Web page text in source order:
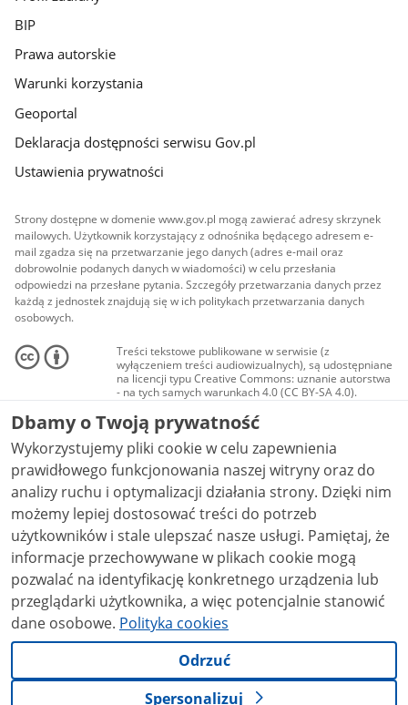
BIP
Prawa autorskie
Warunki korzystania
Geoportal
Deklaracja dostępności serwisu Gov.pl
Ustawienia prywatności
Strony dostępne w domenie www.gov.pl mogą zawierać adresy skrzynek
mailowych. Użytkownik korzystający z odnośnika będącego adresem e-
mail zgadza się na przetwarzanie jego danych (adres e-mail oraz
dobrowolnie podanych danych w wiadomości) w celu przesłania
odpowiedzi na przesłane pytania. Szczegóły przetwarzania danych przez
każdą z jednostek znajdują się w ich politykach przetwarzania danych
osobowych.
Treści tekstowe publikowane w serwisie (z
wyłączeniem treści audiowizualnych), są udostępniane
na licencji typu Creative Commons: uznanie autorstwa
- na tych samych warunkach 4.0 (CC BY-SA 4.0).
Materiały audiowizualne, w tym zdjęcia, materiały
audio i wideo, są udostępniane na licencji typu
Creative Commons: uznanie autorstwa użycie
niekomercyjne - bez utworów zależnych 4.0 (CC BY-
NC-ND 4.0), o ile nie jest to stwierdzone inaczej.
Dbamy o Twoją prywatność
Wykorzystujemy pliki cookie w celu zapewnienia
prawidłowego funkcjonowania naszej witryny oraz do
analizy ruchu i optymalizacji działania strony. Dzięki nim
możemy lepiej dostosować treści do potrzeb
użytkowników i stale ulepszać nasze usługi. Pamiętaj, że
informacje przechowywane w plikach cookie mogą
pozwalać na identyfikację konkretnego urządzenia lub
przeglądarki użytkownika, a więc potencjalnie stanowić
dane osobowe. Polityka cookies
Odrzuć
Spersonalizuj